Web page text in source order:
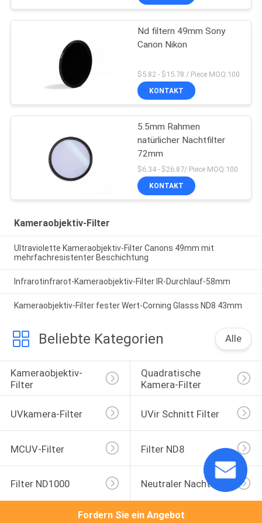
Nd filtern 49mm Sony
Canon Nikon
$5.82 - $15.78 / Piece MOQ:100
KONTAKT
5.5mm Rahmen
natürlicher Nachtfilter
72mm
$6.34 - $26.87/ Piece MOQ:100
KONTAKT
Kameraobjektiv-Filter
Ultraviolette Kameraobjektiv-Filter Canons 49mm mit
mehrfachresistenter Beschichtung
Infrarotinfrarot-Kameraobjektiv-Filter IR-Durchlauf-58mm
Kameraobjektiv-Filter fester Wert-Corning Glasss ND8 43mm
Beliebte Kategorien Alle
Kameraobjektiv-
Filter
Quadratische
Kamera-Filter
UVkamera-Filter UVir Schnitt Filter
MCUV-Filter Filter ND8
Filter ND1000 Neutraler Nachtfilter
Fordern Sie ein Angebot